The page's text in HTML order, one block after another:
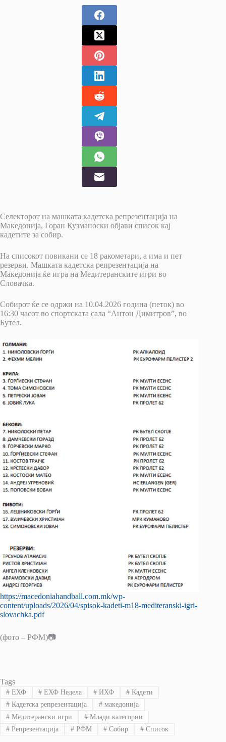
Селекторот на машката кадетска репрезентација на
Македонија, Горан Кузманоски објави список кај
кадетите за собир.
На списокот повикани се 18 ракометари, а има и пет
резерви. Машката кадетска репрезентација на
Македонија ќе игра на Медитеранските игри во
Словачка.
Собирот ќе се одржи на 10.04.2026 година (петок) во
16:30 часот во спортската сала “Антон Димитров”, во
Бутел.
https://macedoniahandball.com.mk/wp-
content/uploads/2026/04/spisok-kadeti-m18-mediteranski-igri-
slovachka.pdf
(фото – РФМ)📷
Tags
#ЕХФ #ЕХФ Недела # ИХФ # Кадети
#Кадетска репрезентација #македонија
#Медитерански игри #Млади категории
#Репрезентација #РФМ # Собир # Список